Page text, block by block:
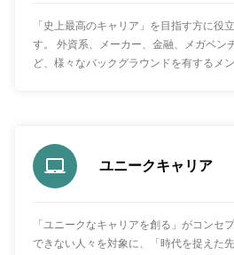
「史上最高のキャリア」を目指す方に役
す。 外資系、メーカー、金融、メガベン
ど、様々なバックグラウンドを有するメ
ユニークキャリア
「ユニークなキャリアを創る」がコンセ
できない人々を対象に、「時代を捉えた